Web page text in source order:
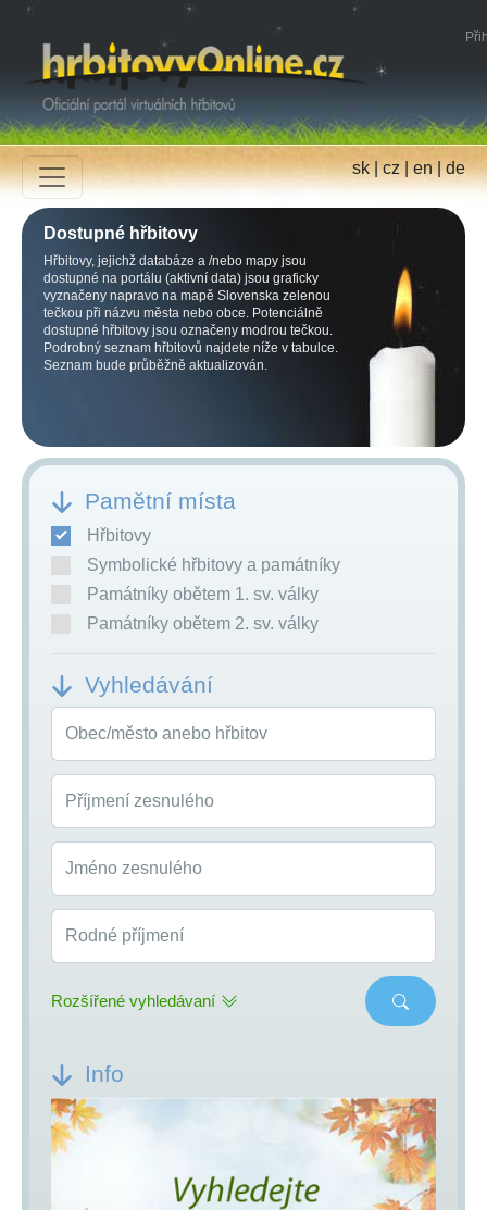
sk|cz|en|de
Dostupné hřbitovy
Hřbitovy, jejichž databáze a /nebo mapy jsou
dostupné na portálu (aktivní data) jsou graficky
vyznačeny napravo na mapě Slovenska zelenou
tečkou při názvu města nebo obce. Potenciálně
dostupné hřbitovy jsou označeny modrou tečkou.
Podrobný seznam hřbitovů najdete níže v tabulce.
Seznam bude průběžně aktualizován.
Pamětní místa
Hřbitovy
Symbolické hřbitovy a památníky
Památníky obětem 1. sv. války
Památníky obětem 2. sv. války
Vyhledávání
Obec/město anebo hřbitov
Příjmení zesnulého
Jméno zesnulého
Rodné příjmení
Rozšířené vyhledávaní
Info